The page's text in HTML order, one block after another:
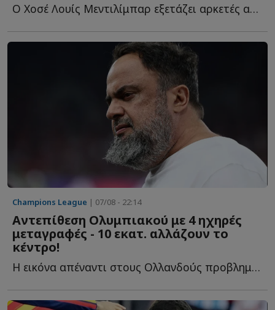
Ο Χοσέ Λουίς Μεντιλίμπαρ εξετάζει αρκετές αλλαγές ε...
Champions League | 07/08 - 22:14
Αντεπίθεση Ολυμπιακού με 4 ηχηρές
μεταγραφές - 10 εκατ. αλλάζουν το
κέντρο!
Η εικόνα απέναντι στους Ολλανδούς προβλημάτισε έντονα κ...